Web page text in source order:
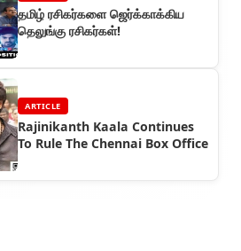
தமிழ் ரசிகர்களை ஜெர்க்காக்கிய
தெலுங்கு ரசிகர்கள்!
ARTICLE
Rajinikanth Kaala Continues
To Rule The Chennai Box Office